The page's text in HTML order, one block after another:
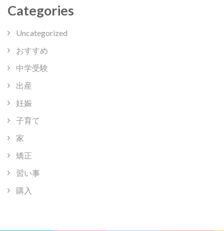
Categories
Uncategorized
おすすめ
中学受験
出産
妊娠
子育て
家
矯正
習い事
購入